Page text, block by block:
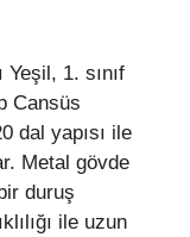
Yeşil, 1. sınıf
Cansüs
dal yapısı ile
Metal gövde
duruş
ile uzun